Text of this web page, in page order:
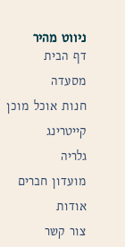
ניווט מהיר
דף הבית
מסעדה
חנות אוכל מוכן
קייטרינג
גלריה
מועדון חברים
אודות
צור קשר